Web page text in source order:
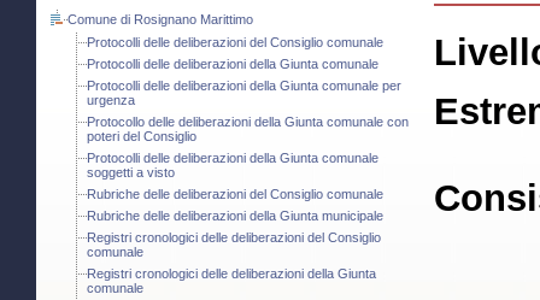
Comune di Rosignano Marittimo
Protocolli delle deliberazioni del Consiglio comunale
Protocolli delle deliberazioni della Giunta comunale
Protocolli delle deliberazioni della Giunta comunale per
urgenza
Protocollo delle deliberazioni della Giunta comunale con
poteri del Consiglio
Protocolli delle deliberazioni della Giunta comunale
soggetti a visto
Rubriche delle deliberazioni del Consiglio comunale
Rubriche delle deliberazioni della Giunta municipale
Registri cronologici delle deliberazioni del Consiglio
comunale
Registri cronologici delle deliberazioni della Giunta
comunale